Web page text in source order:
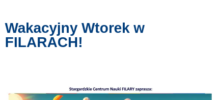
Wakacyjny Wtorek w
FILARACH!